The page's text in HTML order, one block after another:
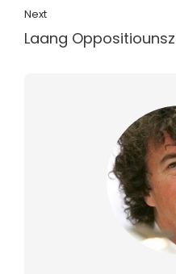
Next
Laang